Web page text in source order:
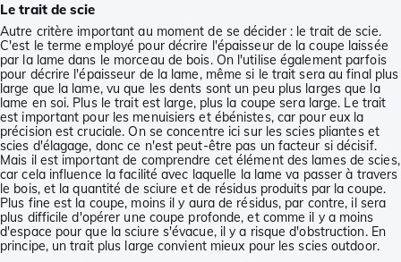
Le trait de scie
Autre critère important au moment de se décider : le trait de scie.
C'est le terme employé pour décrire l'épaisseur de la coupe laissée
par la lame dans le morceau de bois. On l'utilise également parfois
pour décrire l'épaisseur de la lame, même si le trait sera au final plus
large que la lame, vu que les dents sont un peu plus larges que la
lame en soi. Plus le trait est large, plus la coupe sera large. Le trait
est important pour les menuisiers et ébénistes, car pour eux la
précision est cruciale. On se concentre ici sur les scies pliantes et
scies d'élagage, donc ce n'est peut-être pas un facteur si décisif.
Mais il est important de comprendre cet élément des lames de scies,
car cela influence la facilité avec laquelle la lame va passer à travers
le bois, et la quantité de sciure et de résidus produits par la coupe.
Plus fine est la coupe, moins il y aura de résidus, par contre, il sera
plus difficile d'opérer une coupe profonde, et comme il y a moins
d'espace pour que la sciure s'évacue, il y a risque d'obstruction. En
principe, un trait plus large convient mieux pour les scies outdoor.